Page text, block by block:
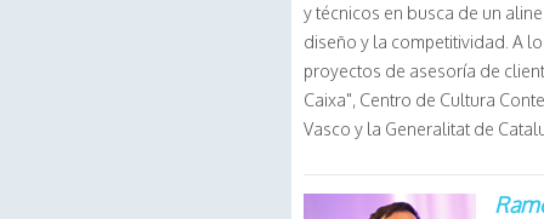
y técnicos en busca de un
diseño y la competitividad. A
proyectos de asesoría de
Caixa", Centro de Cultura
Vasco y la Generalitat de